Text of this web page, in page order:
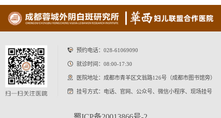
预约电话： 028-61069090
就诊时间：08:00-17:30
医院地址：成都市青羊区文翁路126号（成都市图书馆旁）
挂号方式：电话、官网、公众号、微信小程序、现场挂号